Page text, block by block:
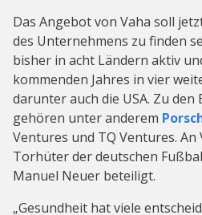
Das Angebot von Vaha soll
des Unternehmens zu finden
bisher in acht Ländern aktiv
kommenden Jahres in vier
darunter auch die USA. Zu
gehören unter anderem
Ventures und TQ Ventures. An
Torhüter der deutschen
Manuel Neuer beteiligt.
„Gesundheit hat viele